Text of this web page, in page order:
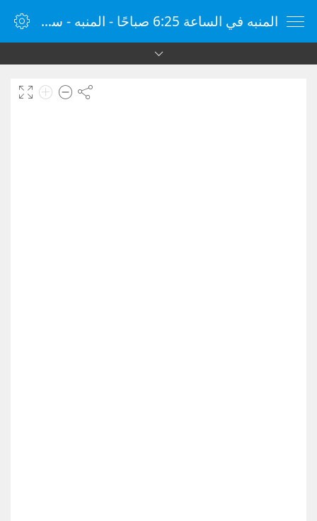
المنبه في الساعة 6:25 صباحًا - المنبه - ساعة منبه الإنترنت